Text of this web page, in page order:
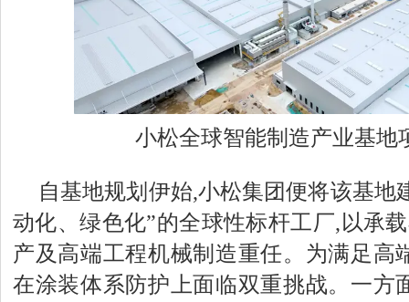
小松全球智能制造产业基地
自基地规划伊始,小松集团便将该基地
动化、绿色化”的全球性标杆工厂,以承
产及高端工程机械制造重任。为满足高
在涂装体系防护上面临双重挑战。一方